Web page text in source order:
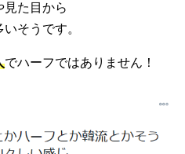
見た目から
そうです。
でハーフではありません！